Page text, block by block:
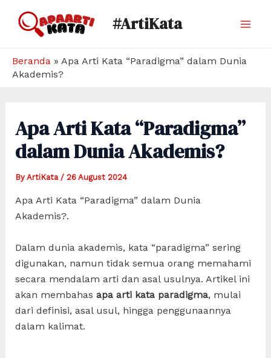
#ArtiKata
Beranda » Apa Arti Kata “Paradigma” dalam Dunia
Akademis?
Apa Arti Kata “Paradigma”
dalam Dunia Akademis?
By ArtiKata / 26 August 2024
Apa Arti Kata “Paradigma” dalam Dunia
Akademis?.
Dalam dunia akademis, kata “paradigma” sering
digunakan, namun tidak semua orang memahami
secara mendalam arti dan asal usulnya. Artikel ini
akan membahas apa arti kata paradigma, mulai
dari definisi, asal usul, hingga penggunaannya
dalam kalimat.